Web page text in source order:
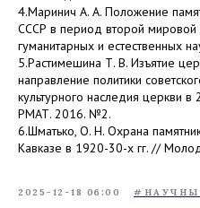
4.Маринич А. А. Положение
СССР в период второй
гуманитарных и естественных
5.Растимешина Т. В. Изъятие
направление политики
культурного наследия церкви
РМАТ. 2016. №2.
6.Шматько, О. Н. Охрана
Кавказе в 1920-30-х гг. //
2025-12-18 06:00